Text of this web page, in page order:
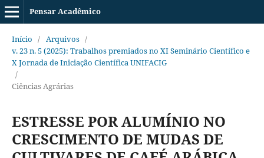
Pensar Acadêmico
Início / Arquivos /
v. 23 n. 5 (2025): Trabalhos premiados no XI Seminário Científico e
X Jornada de Iniciação Científica UNIFACIG
/
Ciências Agrárias
ESTRESSE POR ALUMÍNIO NO
CRESCIMENTO DE MUDAS DE